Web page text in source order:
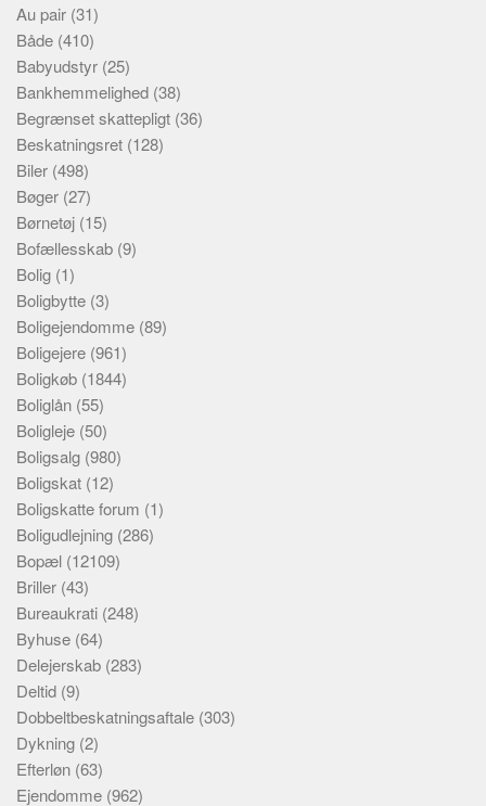
Au pair (31)
Både (410)
Babyudstyr (25)
Bankhemmelighed (38)
Begrænset skattepligt (36)
Beskatningsret (128)
Biler (498)
Bøger (27)
Børnetøj (15)
Bofællesskab (9)
Bolig (1)
Boligbytte (3)
Boligejendomme (89)
Boligejere (961)
Boligkøb (1844)
Boliglån (55)
Boligleje (50)
Boligsalg (980)
Boligskat (12)
Boligskatte forum (1)
Boligudlejning (286)
Bopæl (12109)
Briller (43)
Bureaukrati (248)
Byhuse (64)
Delejerskab (283)
Deltid (9)
Dobbeltbeskatningsaftale (303)
Dykning (2)
Efterløn (63)
Ejendomme (962)